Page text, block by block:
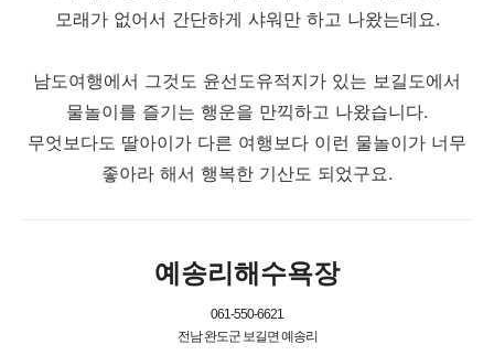
모래가 없어서 간단하게 샤워만 하고 나왔는데요.
남도여행에서 그것도 윤선도유적지가 있는 보길도에서
물놀이를 즐기는 행운을 만끽하고 나왔습니다.
무엇보다도 딸아이가 다른 여행보다 이런 물놀이가 너무
좋아라 해서 행복한 기산도 되었구요.